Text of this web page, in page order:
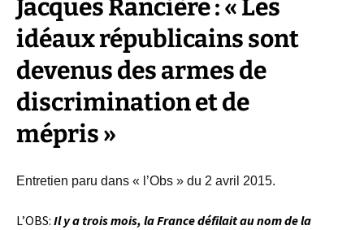
Jacques Rancière : « Les
idéaux républicains sont
devenus des armes de
discrimination et de
mépris »
Entretien paru dans « l’Obs » du 2 avril 2015.
L’OBS: Il y a trois mois, la France défilait au nom de la